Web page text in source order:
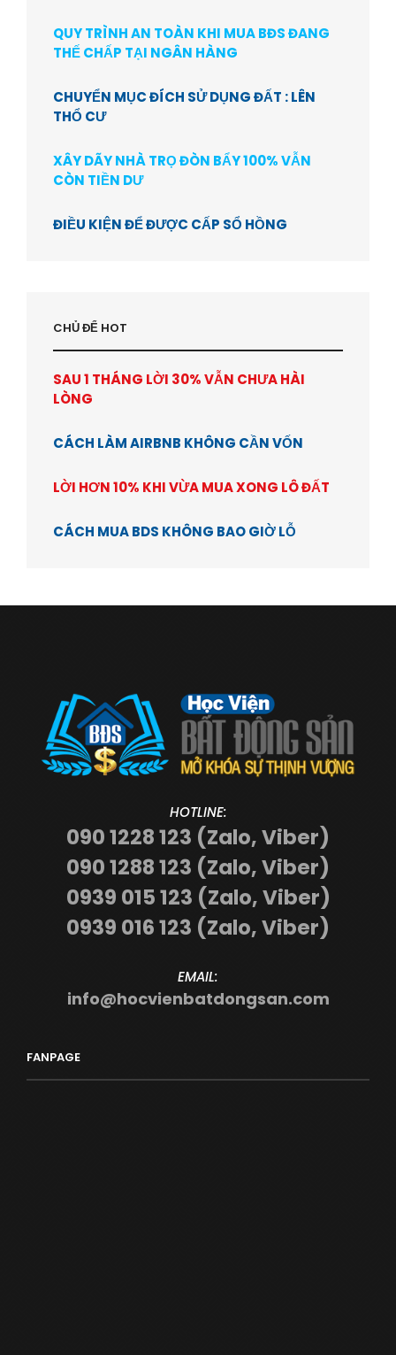
QUY TRÌNH AN TOÀN KHI MUA BĐS ĐANG
THẾ CHẤP TẠI NGÂN HÀNG
CHUYỂN MỤC ĐÍCH SỬ DỤNG ĐẤT : LÊN
THỔ CƯ
XÂY DÃY NHÀ TRỌ ĐÒN BẨY 100% VẪN
CÒN TIỀN DƯ
ĐIỀU KIỆN ĐỂ ĐƯỢC CẤP SỔ HỒNG
CHỦ ĐỂ HOT
SAU 1 THÁNG LỜI 30% VẪN CHƯA HÀI
LÒNG
CÁCH LÀM AIRBNB KHÔNG CẦN VỐN
LỜI HƠN 10% KHI VỪA MUA XONG LÔ ĐẤT
CÁCH MUA BDS KHÔNG BAO GIỜ LỖ
HOTLINE:
090 1228 123 (Zalo, Viber)
090 1288 123 (Zalo, Viber)
0939 015 123 (Zalo, Viber)
0939 016 123 (Zalo, Viber)
EMAIL:
info@hocvienbatdongsan.com
FANPAGE